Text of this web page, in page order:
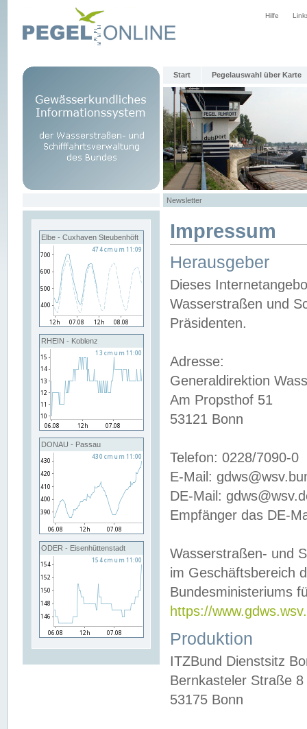
Hilfe
Start Pegelauswahl über Karte
Newsletter
Elbe - Cuxhaven Steubenhöft
RHEIN - Koblenz
DONAU - Passau
ODER - Eisenhüttenstadt
Impressum
Herausgeber
Dieses
Wasserstraßen und
Präsidenten.
Adresse:
Generaldirektion
Am Propsthof 51
53121 Bonn
Telefon: 0228/7090-0
E-Mail:
DE-Mail:
Empfänger das DE-
Wasserstraßen- und
im Geschäftsbereich
Bundesministeriums
https://
Produktion
ITZBund Dienstsitz
Bernkasteler Straße 8
53175 Bonn